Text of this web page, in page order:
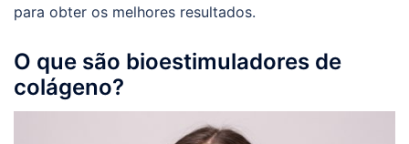
para obter os melhores resultados.
O que são bioestimuladores de
colágeno?